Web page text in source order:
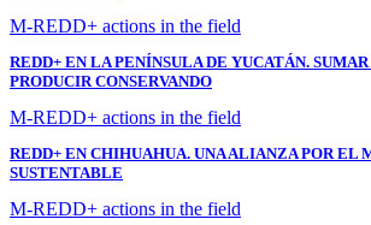
M-REDD+ actions in the field
REDD+ EN LA PENÍNSULA DE YUCATÁN.
PRODUCIR CONSERVANDO
M-REDD+ actions in the field
REDD+ EN CHIHUAHUA. UNA ALIANZA POR EL
SUSTENTABLE
M-REDD+ actions in the field